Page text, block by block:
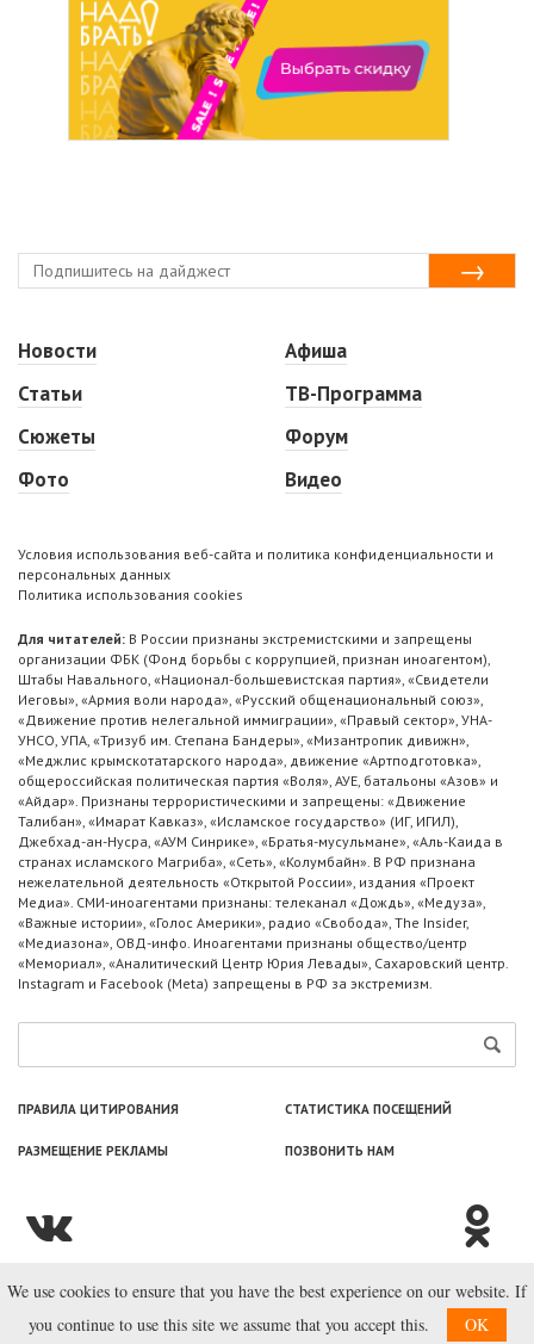
Новости
Статьи
Сюжеты
Фото
Афиша
ТВ-Программа
Форум
Видео
Условия использования веб-сайта и политика конфиденциальности и
персональных данных
Политика использования cookies
Для читателей: В России признаны экстремистскими и запрещены
организации ФБК (Фонд борьбы с коррупцией, признан иноагентом),
Штабы Навального, «Национал-большевистская партия», «Свидетели
Иеговы», «Армия воли народа», «Русский общенациональный союз»,
«Движение против нелегальной иммиграции», «Правый сектор», УНА-
УНСО, УПА, «Тризуб им. Степана Бандеры», «Мизантропик дивижн»,
«Меджлис крымскотатарского народа», движение «Артподготовка»,
общероссийская политическая партия «Воля», АУЕ, батальоны «Азов» и
«Айдар». Признаны террористическими и запрещены: «Движение
Талибан», «Имарат Кавказ», «Исламское государство» (ИГ, ИГИЛ),
Джебхад-ан-Нусра, «АУМ Синрике», «Братья-мусульмане», «Аль-Каида в
странах исламского Магриба», «Сеть», «Колумбайн». В РФ признана
нежелательной деятельность «Открытой России», издания «Проект
Медиа». СМИ-иноагентами признаны: телеканал «Дождь», «Медуза»,
«Важные истории», «Голос Америки», радио «Свобода», The Insider,
«Медиазона», ОВД-инфо. Иноагентами признаны общество/центр
«Мемориал», «Аналитический Центр Юрия Левады», Сахаровский центр.
Instagram и Facebook (Metа) запрещены в РФ за экстремизм.
ПРАВИЛА ЦИТИРОВАНИЯ СТАТИСТИКА ПОСЕЩЕНИЙ
РАЗМЕЩЕНИЕ РЕКЛАМЫ ПОЗВОНИТЬ НАМ
© ООО «Лаборатория Новоcтей», 2003—2026.
We use cookies to ensure that you have the best experience on our website. If
you continue to use this site we assume that you accept this.
OK